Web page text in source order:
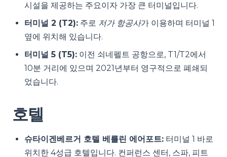
시설을 제공하는 주요이자 가장 큰 터미널입니다.
터미널 2 (T2): 주로 저가 항공사가 이용하며 터미널 1
옆에 위치해 있습니다.
터미널 5 (T5): 이전 쇠네펠트 공항으로, T1/T2에서
10분 거리에 있으며 2021년부터 영구적으로 폐쇄되
었습니다.
호텔
슈타이겐베르거 호텔 베를린 에어포트: 터미널 1 바로
위치한 4성급 호텔입니다. 컨퍼런스 센터, 스파, 피트